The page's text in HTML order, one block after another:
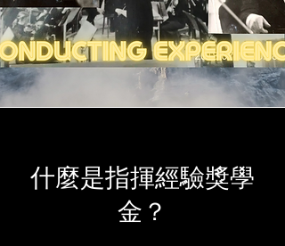
什麼是指揮經驗獎學
金？